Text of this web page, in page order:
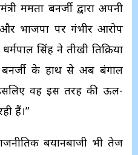
ममता बनर्जी द्वारा अपनी
भाजपा पर गंभीर आरोप
सिंह ने तीखी प्रतिक्रिया
बनर्जी के हाथ से अब बंगाल
वह इस तरह की ऊल-
हैं।”
बयानबाजी भी तेज